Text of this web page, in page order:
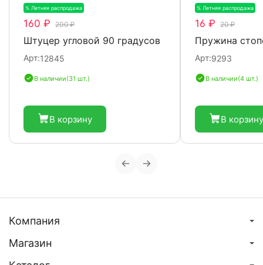
% Летняя распродажа
160 ₽ 200 ₽
Штуцер угловой 90 градусов
Арт:12845
В наличии(31 шт.)
В корзину
% Летняя распродажа
16 ₽ 20 ₽
Пружина
Арт:9293
В наличии(4 шт.)
В корзину
Компания
Магазин